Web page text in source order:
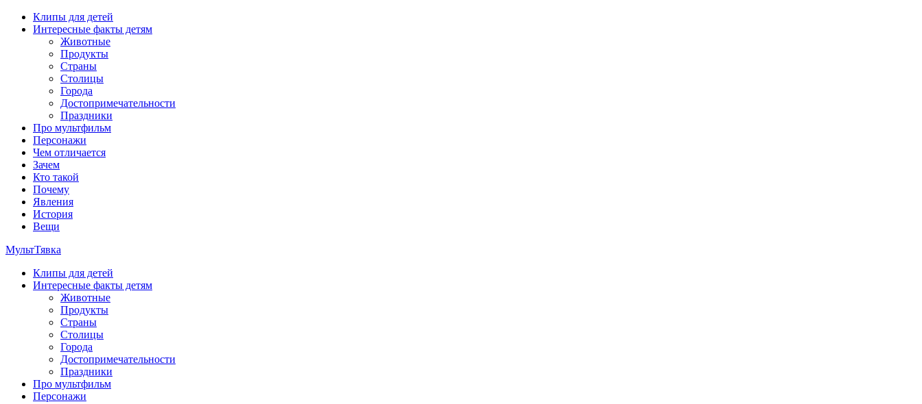
Перейти
содержимому
Клипы для детей
Интересные факты детям
Животные
Продукты
Страны
Столицы
Города
Достопримечательности
Праздники
Про мультфильм
Персонажи
Чем отличается
Зачем
Кто такой
Почему
Явления
История
Вещи
МультТявка
интересные факты про страны, столицы и города, клипы из мультфильмов, мульт-клипы, песни из мультиков, детские клипы, интересные факты о мультфильмах и про персонажей
мультфильмов
Клипы для детей
Интересные факты детям
Животные
Продукты
Страны
Столицы
Города
Достопримечательности
Праздники
Про мультфильм
Персонажи